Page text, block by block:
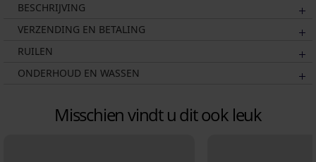
BESCHRIJVING
VERZENDING EN BETALING
RUILEN
ONDERHOUD EN WASSEN
Misschien vindt u dit ook leuk